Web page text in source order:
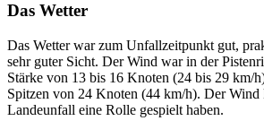
Das Wetter
Das Wetter war zum Unfallzeitpunkt gut,
sehr guter Sicht. Der Wind war in der
Stärke von 13 bis 16 Knoten (24 bis 29 km/
Spitzen von 24 Knoten (44 km/h). Der Wind
Landeunfall eine Rolle gespielt haben.